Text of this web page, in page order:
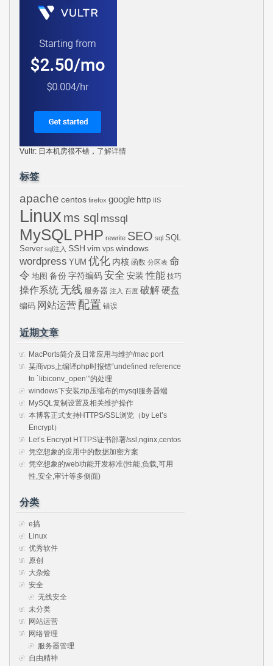
Vultr: 日本机房很不错， 了解详情
标签
apache centos firefox google http IIS
Linux ms sql mssql
MySQLPHP rewrite SEO sql SQL
Server sql注入 SSH vim vps windows
wordpress YUM 优化 内核 函数 分区表 命
令 地图 备份 字符编码 安全 安装 性能 技巧
操作系统 无线 服务器 注入 百度 破解硬盘
编码 网站运营 配置 错误
近期文章
MacPorts简介及日常应用与维护/mac port
某商vps上编译php时报错“undefined reference
to `libiconv_open’”的处理
windows下安装zip压缩布的mysql服务器端
MySQL复制设置及相关维护操作
本博客正式支持HTTPS/SSL浏览（by Let’s
Encrypt）
Let’s Encrypt HTTPS证书部署/ssl,nginx,centos
凭空想象的应用中的数据加密方案
凭空想象的web功能开发标准(性能,负载,可用
性,安全,审计等多侧面)
分类
e搞
Linux
优秀软件
原创
大杂烩
安全
无线安全
未分类
网站运营
网络管理
服务器管理
自由精神